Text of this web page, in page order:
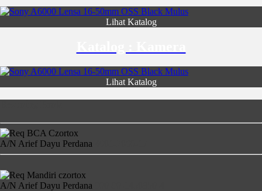
Lihat Katalog
Lihat Katalog
A/N Arief Dayu Perdana
A/N Arief Dayu Perdana